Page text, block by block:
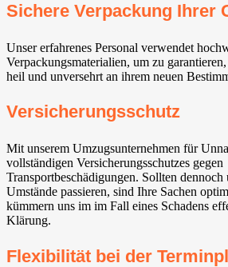
Sichere Verpackung Ihrer
Unser erfahrenes Personal verwendet
Verpackungsmaterialien, um zu
heil und unversehrt an ihrem neuen
Versicherungsschutz
Mit unserem Umzugsunternehmen für
vollständigen Versicherungsschutzes gegen
Transportbeschädigungen. Sollten dennoch
Umstände passieren, sind Ihre Sachen
kümmern uns im im Fall eines Schadens
Klärung.
Flexibilität bei der